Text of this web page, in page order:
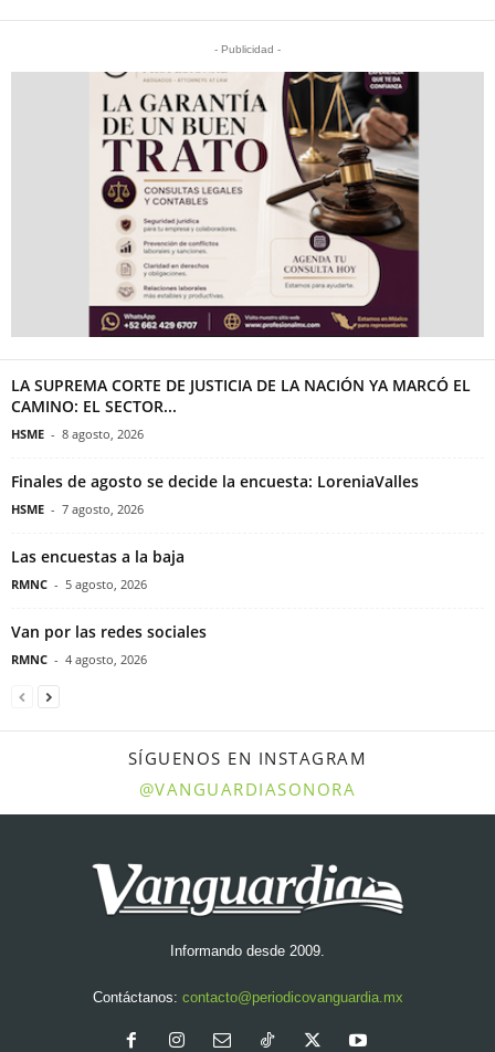
- Publicidad -
LA SUPREMA CORTE DE JUSTICIA DE LA NACIÓN YA MARCÓ EL
CAMINO: EL SECTOR...
HSME - 8 agosto, 2026
Finales de agosto se decide la encuesta: LoreniaValles
HSME - 7 agosto, 2026
Las encuestas a la baja
RMNC - 5 agosto, 2026
Van por las redes sociales
RMNC - 4 agosto, 2026
SÍGUENOS EN INSTAGRAM
@VANGUARDIASONORA
Informando desde 2009.
Contáctanos: contacto@periodicovanguardia.mx